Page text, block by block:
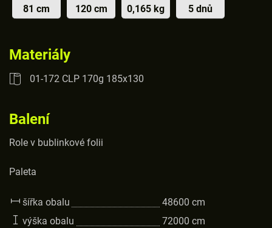
81 cm 120 cm 0,165 kg 5 dnů
Materiály
01-172 CLP 170g 185x130
Balení
Role v bublinkové folii
Paleta
šířka obalu 48600 cm
výška obalu
72000 cm